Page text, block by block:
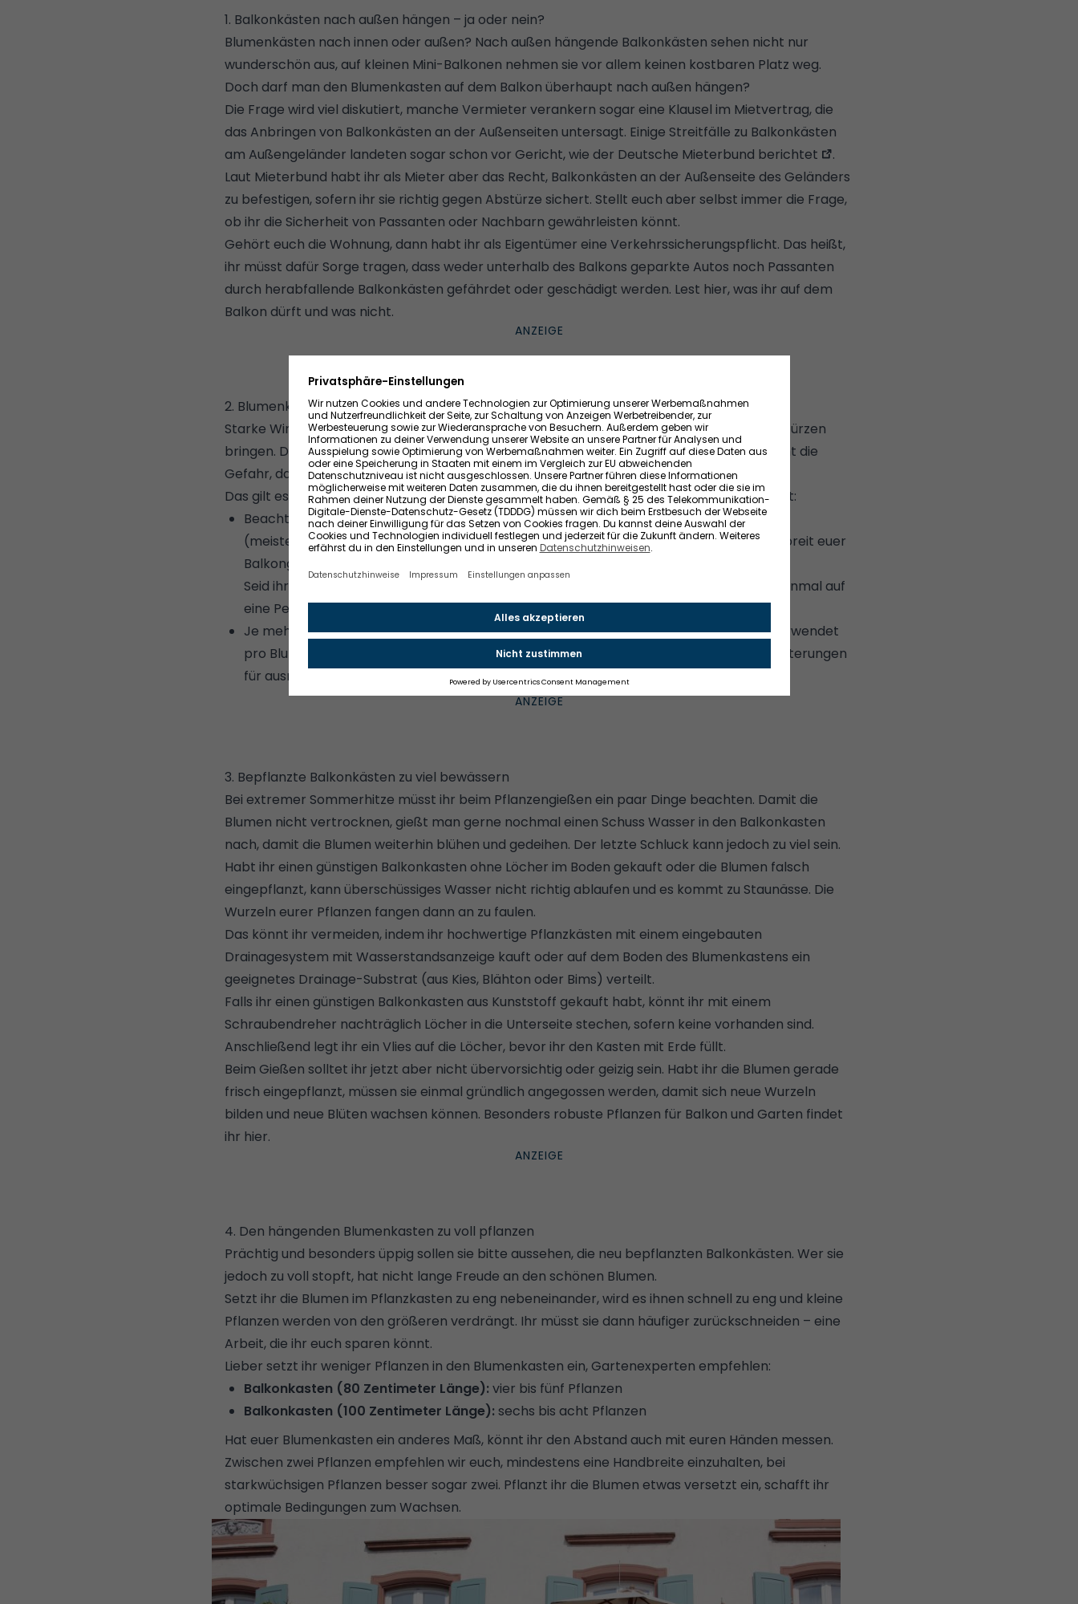
1. Balkonkästen nach außen hängen – ja oder nein?
Blumenkästen nach innen oder außen? Nach außen hängende Balkonkästen sehen nicht nur
wunderschön aus, auf kleinen Mini-Balkonen nehmen sie vor allem keinen kostbaren Platz weg.
Doch darf man den Blumenkasten auf dem Balkon überhaupt nach außen hängen?
Die Frage wird viel diskutiert, manche Vermieter verankern sogar eine Klausel im Mietvertrag, die
das Anbringen von Balkonkästen an der Außenseiten untersagt. Einige Streitfälle zu Balkonkästen
am Außengeländer landeten sogar schon vor Gericht, wie der Deutsche Mieterbund berichtet
.
Laut Mieterbund habt ihr als Mieter aber das Recht, Balkonkästen an der Außenseite des Geländers
zu befestigen, sofern ihr sie richtig gegen Abstürze sichert. Stellt euch aber selbst immer die Frage,
ob ihr die Sicherheit von Passanten oder Nachbarn gewährleisten könnt.
Gehört euch die Wohnung, dann habt ihr als Eigentümer eine Verkehrssicherungspflicht. Das heißt,
ihr müsst dafür Sorge tragen, dass weder unterhalb des Balkons geparkte Autos noch Passanten
durch herabfallende Balkonkästen gefährdet oder geschädigt werden. Lest hier,was ihr auf dem
Balkon dürft und was nicht.
2. Blumenkästen falsch am Balkongeländer oder der Balkonbrüstung befestigen
Starke Windböen oder ein zu hohes Gewicht können manch einen Balkonkasten zum Abstürzen
bringen. Die Sauerei möchte sicherlich niemand auf dem Balkon haben. Außerdem besteht die
Gefahr, dass Passanten im Falle eines Absturzes verletzt werden können.
Das gilt es zu vermeiden, weshalb ihr die Blumenkästen unbedingt richtig befestigen müsst:
Beachtet bei Blumenkastenhaltern die Angabe zur Traglast oder dem Maximalgewicht
(meistens zwischen 20 und 30 Kilogramm). In der Regel geben Hersteller auch an, wie breit euer
Balkongeländer
Seid ihr nicht sicher, wie viel euer Balkonkasten nach dem Bepflanzen wiegt, stellt ihn einmal auf
eine Personenwaage.
Je mehr Balkonkastenhalter ihr verwendet, desto besser verteilt sich das Gewicht. Verwendet
pro Blumenkasten mindestens zwei, ab einer Länge von 100 Zentimetern sogar drei Halterungen
für ausreichend Stabilität.
3. Bepflanzte Balkonkästen zu viel bewässern
Bei extremer Sommerhitze müsst ihr beim Pflanzengießen ein paar Dinge beachten. Damit die
Blumen nicht vertrocknen, gießt man gerne nochmal einen Schuss Wasser in den Balkonkasten
nach, damit die Blumen weiterhin blühen und gedeihen. Der letzte Schluck kann jedoch zu viel sein.
Habt ihr einen günstigen Balkonkasten ohne Löcher im Boden gekauft oder die Blumen falsch
eingepflanzt, kann überschüssiges Wasser nicht richtig ablaufen und es kommt zu Staunässe. Die
Wurzeln eurer Pflanzen fangen dann an zu faulen.
Das könnt ihr vermeiden, indem ihr hochwertige Pflanzkästen mit einem eingebauten
Drainagesystem mit Wasserstandsanzeige kauft oder auf dem Boden des Blumenkastens ein
geeignetes Drainage-Substrat (aus Kies, Blähton oder Bims) verteilt.
Falls ihr einen günstigen Balkonkasten aus Kunststoff gekauft habt, könnt ihr mit einem
Schraubendreher nachträglich Löcher in die Unterseite stechen, sofern keine vorhanden sind.
Anschließend legt ihr ein Vlies auf die Löcher, bevor ihr den Kasten mit Erde füllt.
Beim Gießen solltet ihr jetzt aber nicht übervorsichtig oder geizig sein. Habt ihr die Blumen gerade
frisch eingepflanzt, müssen sie einmal gründlich angegossen werden, damit sich neue Wurzeln
bilden und neue Blüten wachsen können. Besonders robuste Pflanzen für Balkon und Garten findet
ihr hier.
4. Den hängenden Blumenkasten zu voll pflanzen
Prächtig und besonders üppig sollen sie bitte aussehen, die neu bepflanzten Balkonkästen. Wer sie
jedoch zu voll stopft, hat nicht lange Freude an den schönen Blumen.
Setzt ihr die Blumen im Pflanzkasten zu eng nebeneinander, wird es ihnen schnell zu eng und kleine
Pflanzen werden von den größeren verdrängt. Ihr müsst sie dann häufiger zurückschneiden – eine
Arbeit, die ihr euch sparen könnt.
Lieber setzt ihr weniger Pflanzen in den Blumenkasten ein, Gartenexperten empfehlen:
Balkonkasten (80 Zentimeter Länge): vier bis fünf Pflanzen
Balkonkasten (100 Zentimeter Länge): sechs bis acht Pflanzen
Hat euer Blumenkasten ein anderes Maß, könnt ihr den Abstand auch mit euren Händen messen.
Zwischen zwei Pflanzen empfehlen wir euch, mindestens eine Handbreite einzuhalten, bei
starkwüchsigen Pflanzen besser sogar zwei. Pflanzt ihr die Blumen etwas versetzt ein, schafft ihr
optimale Bedingungen zum Wachsen.